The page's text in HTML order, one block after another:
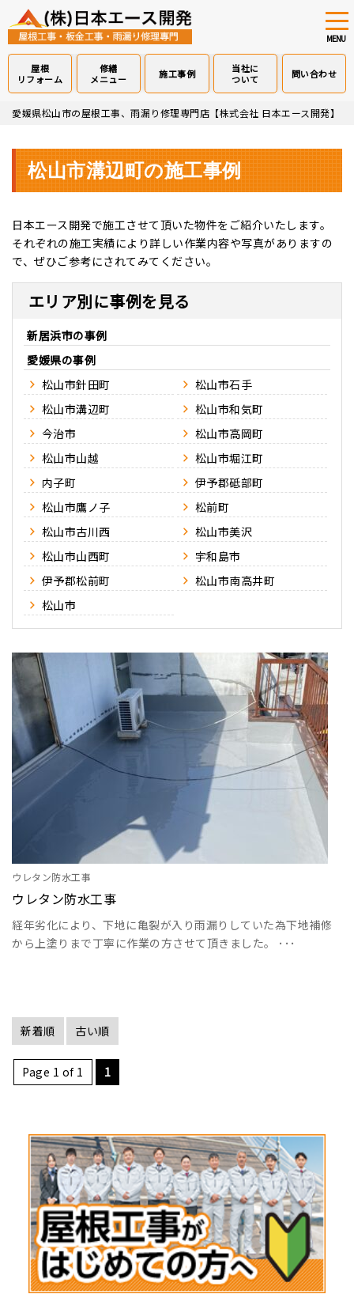
Skip
content
MENU
屋根
リフォーム
修繕
メニュー
施工事例
当社に
ついて
問い合わせ
愛媛県松山市の屋根工事、雨漏り修理専門店【株式会社 日本エース開発】
松山市溝辺町の施工事例
日本エース開発で施工させて頂いた物件をご紹介いたします。
それぞれの施工実績により詳しい作業内容や写真がありますの
で、ぜひご参考にされてみてください。
エリア別に事例を見る
新居浜市
愛媛県
松山市針田町
松山市石手
松山市溝辺町
松山市和気町
今治市
松山市高岡町
松山市山越
松山市堀江町
内子町
伊予郡砥部町
松山市鷹ノ子
松前町
松山市古川西
松山市美沢
松山市山西町
宇和島市
伊予郡松前町
松山市南高井町
松山市
ウレタン防水工事
ウレタン防水工事
経年劣化により、下地に亀裂が入り雨漏りしていた為下地補修
から上塗りまで丁寧に作業の方させて頂きました。 ･･･
新着順 古い順
Page 1 of 1 1